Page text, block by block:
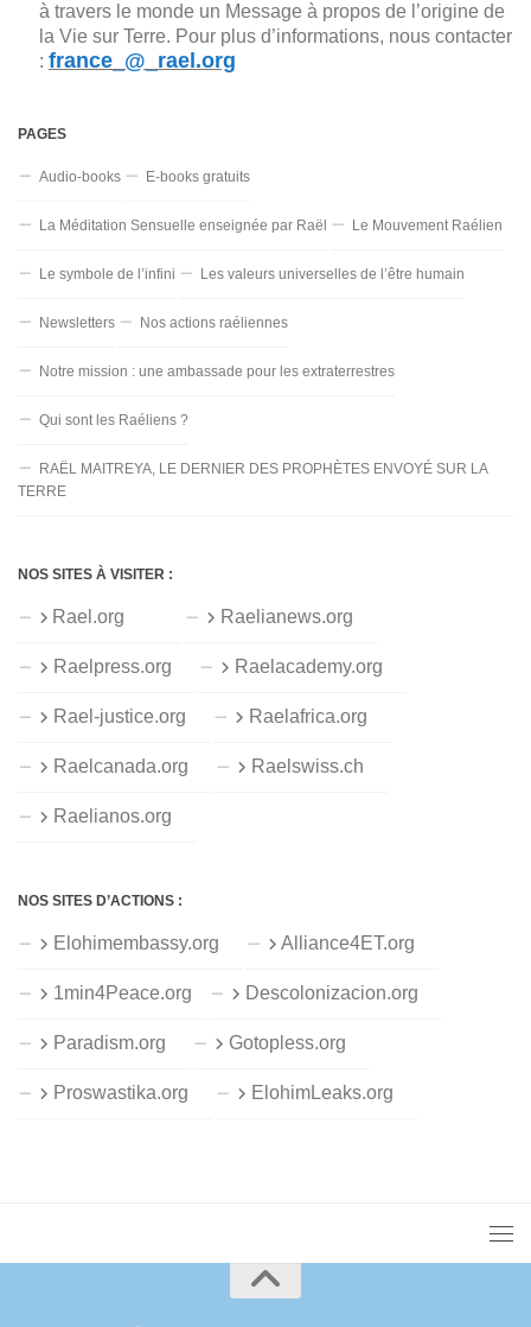
à travers le monde un Message à propos de l’origine de
la Vie sur Terre. Pour plus d’informations, nous contacter
: france_@_rael.org
PAGES
Audio-books E-books gratuits
La Méditation Sensuelle enseignée par Raël Le Mouvement Raélien
Le symbole de l’infini Les valeurs universelles de l’être humain
Newsletters Nos actions raéliennes
Notre mission : une ambassade pour les extraterrestres
Qui sont les Raéliens ?
RAËL MAITREYA, LE DERNIER DES PROPHÈTES ENVOYÉ SUR LA
TERRE
NOS SITES À VISITER :
Rael.org Raelianews.org
Raelpress.org Raelacademy.org
Rael-justice.org Raelafrica.org
Raelcanada.org Raelswiss.ch
Raelianos.org
NOS SITES D’ACTIONS :
Elohimembassy.org Alliance4ET.org
1min4Peace.org Descolonizacion.org
Paradism.org Gotopless.org
Proswastika.org ElohimLeaks.org